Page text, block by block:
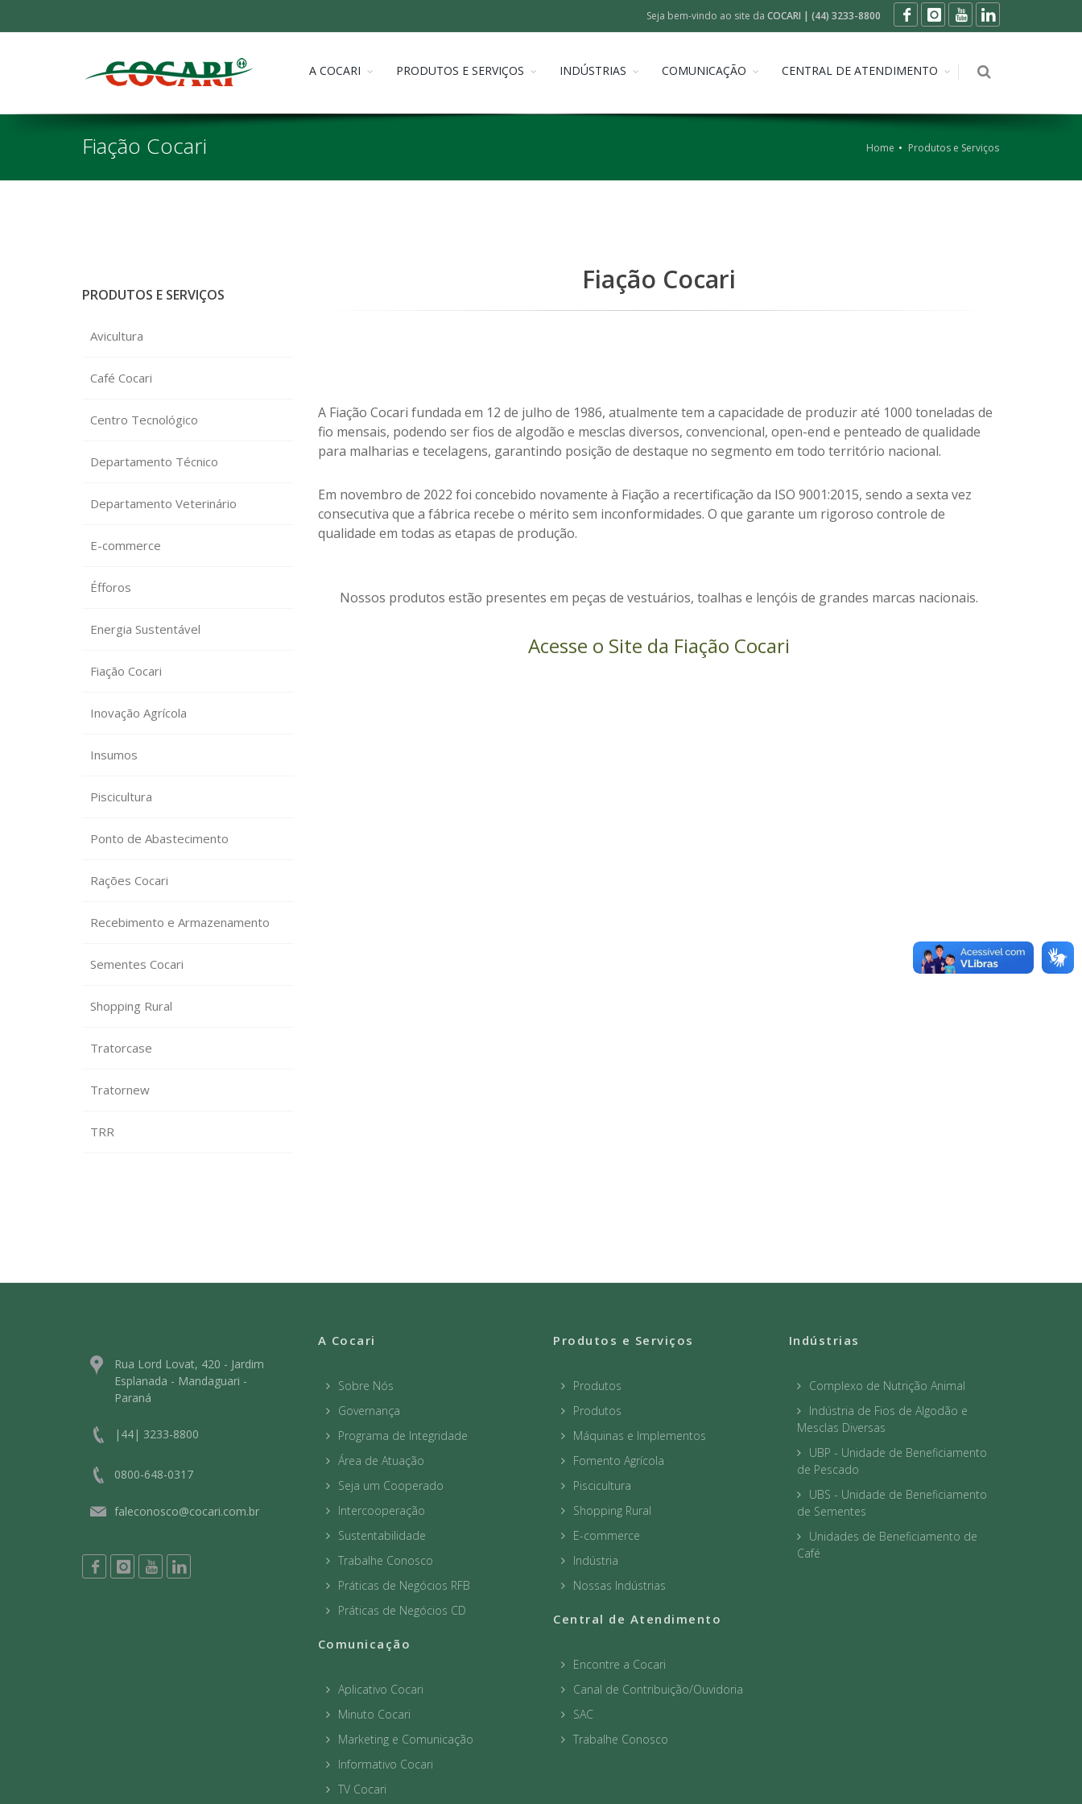
Seja bem-vindo ao site da COCARI | (44) 3233-8800
A COCARI PRODUTOS E SERVIÇOS INDÚSTRIAS COMUNICAÇÃO CENTRAL DE ATENDIMENTO
Fiação Cocari Home Produtos e Serviços
PRODUTOS E SERVIÇOS
Avicultura
Café Cocari
Centro Tecnológico
Departamento Técnico
Departamento Veterinário
E-commerce
Éfforos
Energia Sustentável
Fiação Cocari
Inovação Agrícola
Insumos
Piscicultura
Ponto de Abastecimento
Rações Cocari
Recebimento e Armazenamento
Sementes Cocari
Shopping Rural
Tratorcase
Tratornew
TRR
Fiação Cocari
A Fiação Cocari fundada em 12 de julho de 1986, atualmente tem a capacidade de produzir até 1000 toneladas de
fio mensais, podendo ser fios de algodão e mesclas diversos, convencional, open-end e penteado de qualidade
para malharias e tecelagens, garantindo posição de destaque no segmento em todo território nacional.
Em novembro de 2022 foi concebido novamente à Fiação a recertificação da ISO 9001:2015, sendo a sexta vez
consecutiva que a fábrica recebe o mérito sem inconformidades. O que garante um rigoroso controle de
qualidade em todas as etapas de produção.
Nossos produtos estão presentes em peças de vestuários, toalhas e lençóis de grandes marcas nacionais.
Acesse o Site da Fiação Cocari
Rua Lord Lovat, 420 - Jardim
Esplanada - Mandaguari -
Paraná
|44| 3233-8800
0800-648-0317
faleconosco@cocari.com.br
A Cocari
Sobre Nós
Governança
Programa de Integridade
Área de Atuação
Seja um Cooperado
Intercooperação
Sustentabilidade
Trabalhe Conosco
Práticas de Negócios RFB
Práticas de Negócios CD
Comunicação
Aplicativo Cocari
Minuto Cocari
Marketing e Comunicação
Informativo Cocari
TV Cocari
Produtos e Serviços
Produtos
Produtos
Máquinas e Implementos
Fomento Agrícola
Piscicultura
Shopping Rural
E-commerce
Indústria
Nossas Indústrias
Central de Atendimento
Encontre a Cocari
Canal de Contribuição/Ouvidoria
SAC
Trabalhe Conosco
Indústrias
Complexo de Nutrição Animal
Indústria de Fios de Algodão e
Mesclas Diversas
UBP - Unidade de Beneficiamento
de Pescado
UBS - Unidade de Beneficiamento
de Sementes
Unidades de Beneficiamento de
Café